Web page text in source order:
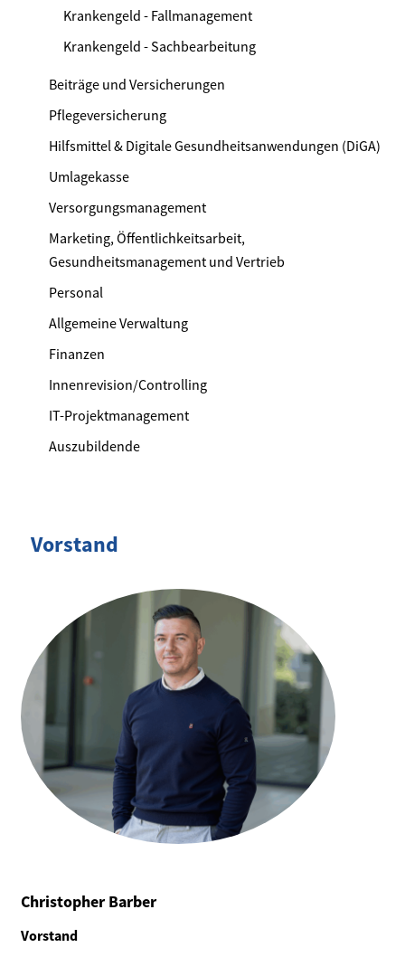
Krankengeld - Fallmanagement
Krankengeld - Sachbearbeitung
Beiträge und Versicherungen
Pflegeversicherung
Hilfsmittel & Digitale Gesundheitsanwendungen (DiGA)
Umlagekasse
Versorgungsmanagement
Marketing, Öffentlichkeitsarbeit,
Gesundheitsmanagement und Vertrieb
Personal
Allgemeine Verwaltung
Finanzen
Innenrevision/Controlling
IT-Projektmanagement
Auszubildende
Vorstand
Christopher Barber
Vorstand